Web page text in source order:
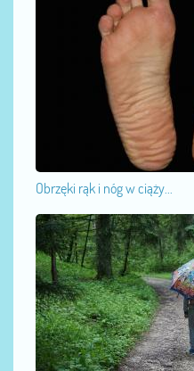
Obrzęki rąk i nóg w ciąży...